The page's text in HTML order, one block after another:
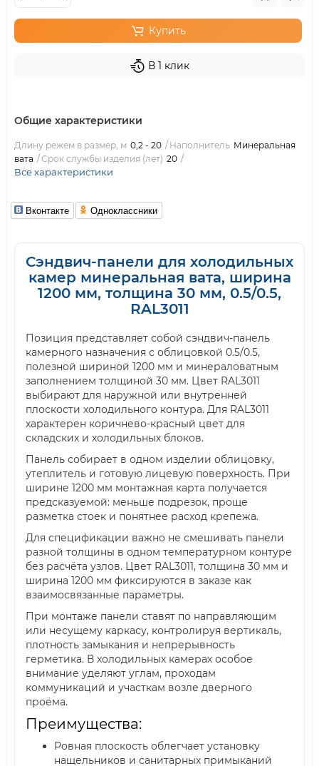
Купить
В 1 клик
Общие характеристики
Длину режем в размер, м 0,2 - 20 Наполнитель Минеральная
вата
Срок службы изделия (лет) 20
Все характеристики
Вконтакте Одноклассники
Сэндвич-панели для холодильных
камер минеральная вата, ширина
1200 мм, толщина 30 мм, 0.5/0.5,
RAL3011
Позиция представляет собой сэндвич-панель
камерного назначения с облицовкой 0.5/0.5,
полезной шириной 1200 мм и минераловатным
заполнением толщиной 30 мм. Цвет RAL3011
выбирают для наружной или внутренней
плоскости холодильного контура. Для RAL3011
характерен коричнево-красный цвет для
складских и холодильных блоков.
Панель собирает в одном изделии облицовку,
утеплитель и готовую лицевую поверхность. При
ширине 1200 мм монтажная карта получается
предсказуемой: меньше подрезок, проще
разметка стоек и понятнее расход крепежа.
Для спецификации важно не смешивать панели
разной толщины в одном температурном контуре
без расчёта узлов. Цвет RAL3011, толщина 30 мм и
ширина 1200 мм фиксируются в заказе как
взаимосвязанные параметры.
При монтаже панели ставят по направляющим
или несущему каркасу, контролируя вертикаль,
плотность замыкания и непрерывность
герметика. В холодильных камерах особое
внимание уделяют углам, проходам
коммуникаций и участкам возле дверного
проёма.
Преимущества:
Ровная плоскость облегчает установку
нащельников и санитарных примыканий